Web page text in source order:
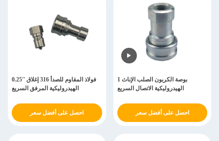
0.25'' فولاذ المقاوم للصدأ 316 إغلاق
الهيدروليكية المرفق السريع
احصل على أفضل سعر
1 بوصة الكربون الصلب الإناث
الهيدروليكية الاتصال السريع
احصل على أفضل سعر